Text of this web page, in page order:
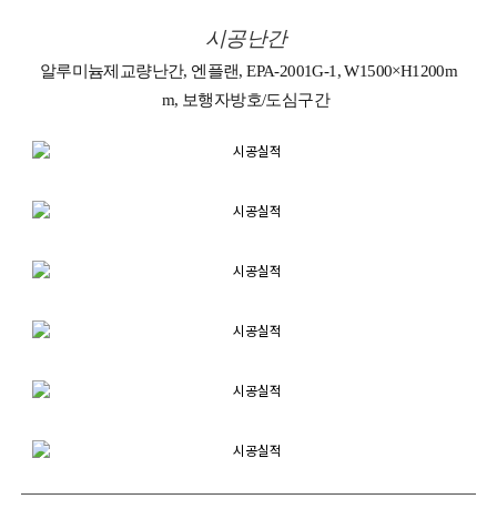
시공난간
알루미늄제교량난간, 엔플랜, EPA-2001G-1, W1500×H1200m
m, 보행자방호/도심구간